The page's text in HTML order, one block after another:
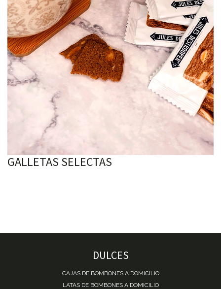
GALLETAS SELECTAS
DULCES
CAJAS DE BOMBONES A DOMICILIO
LATAS DE BOMBONES A DOMICILIO